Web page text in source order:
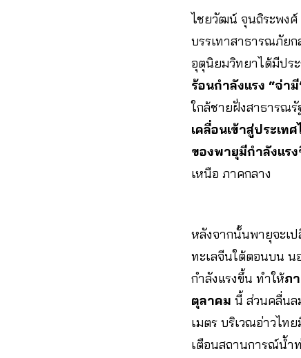
ไชยวัฒน์ จุนถิระพงศ์
บรรเทาสาธารณภัย
อุตุนิยมวิทยาได้มีปร
ร้อนกำลังแรง “จ่ามี
ใกล้ชายฝั่งสาธารณ
เคลื่อนเข้าสู่ประเ
ของพายุมีกำลังแร
เหนือ ภาคกลาง
หลังจากนั้นพายุจะเ
ทะเลจีนใต้ตอนบน น
กำลังแรงขึ้น ทำให้ภ
ตุลาคม นี้ ส่วนคลื่นล
เมตร บริเวณอ่าวไท
เตือนสถานการณ์น้ำ